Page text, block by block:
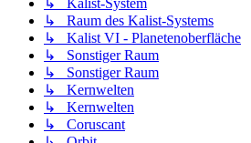
↳ Kalist-System
↳ Raum des Kalist-Systems
↳ Kalist VI - Planetenoberfläche
↳ Sonstiger Raum
↳ Sonstiger Raum
↳ Kernwelten
↳ Kernwelten
↳ Coruscant